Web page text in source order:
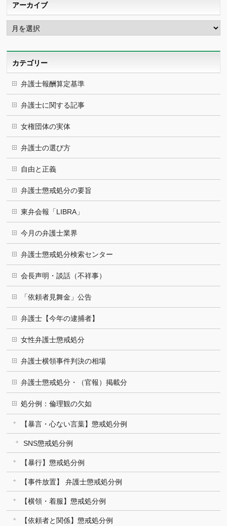
アーカイブ
ア
ー
カ
カテゴリー
弁護士報酬算定基準
弁護士に関する記事
女権団体の実体
弁護士の選び方
自由と正義
弁護士懲戒処分の要旨
東弁会報「LIBRA」
今月の弁護士業界
弁護士懲戒処分検索センター
会長声明・談話（不祥事）
「依頼者見舞金」公告
弁護士【今年の逮捕者】
女性弁護士懲戒処分
弁護士横領事件判決の相場
弁護士懲戒処分・（官報）掲載分
処分例：倫理観の欠如
【暴言・心ない言葉】懲戒処分例
SNS懲戒処分例
【暴行】懲戒処分例
【事件放置】 弁護士懲戒処分例
【横領・着服】懲戒処分例
【依頼者と関係】懲戒処分例